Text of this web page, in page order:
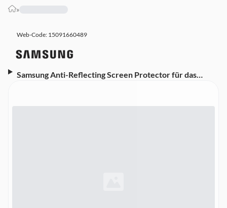
»
Web-Code: 15091660489
Samsung Anti-Reflecting Screen Protector für das